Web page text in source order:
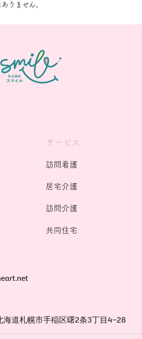
りません。
サービス
訪問看護
居宅介護
訪問介護
共同住宅
海道札幌市手稲区曙2条3丁目4−28